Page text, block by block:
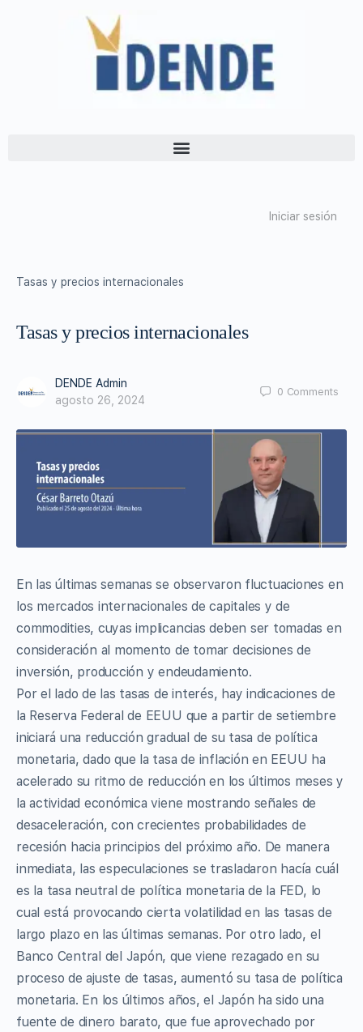
Iniciar sesión
Tasas y precios internacionales
Tasas y precios internacionales
DENDE Admin
agosto 26, 2024
0 Comments
En las últimas semanas se observaron fluctuaciones en
los mercados internacionales de capitales y de
commodities, cuyas implicancias deben ser tomadas en
consideración al momento de tomar decisiones de
inversión, producción y endeudamiento.
Por el lado de las tasas de interés, hay indicaciones de
la Reserva Federal de EEUU que a partir de setiembre
iniciará una reducción gradual de su tasa de política
monetaria, dado que la tasa de inflación en EEUU ha
acelerado su ritmo de reducción en los últimos meses y
la actividad económica viene mostrando señales de
desaceleración, con crecientes probabilidades de
recesión hacia principios del próximo año. De manera
inmediata, las especulaciones se trasladaron hacía cuál
es la tasa neutral de política monetaria de la FED, lo
cual está provocando cierta volatilidad en las tasas de
largo plazo en las últimas semanas. Por otro lado, el
Banco Central del Japón, que viene rezagado en su
proceso de ajuste de tasas, aumentó su tasa de política
monetaria. En los últimos años, el Japón ha sido una
fuente de dinero barato, que fue aprovechado por